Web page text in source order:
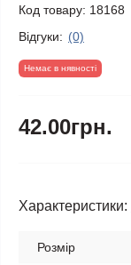
Код товару: 18168
Відгуки: (0)
Немає в нявності
42.00грн.
Характеристики:
Розмір